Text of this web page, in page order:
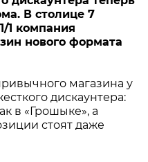
В столице 7
1 компания
нового формата
магазина у
дискаунтера:
в «Грошыке», а
стоят даже